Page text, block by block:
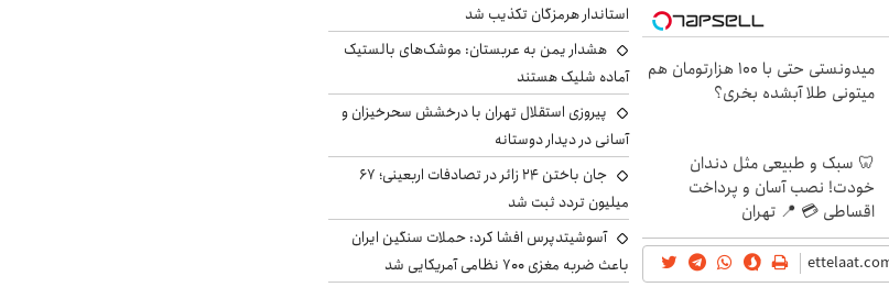
میدونستی حتی با ۱۰۰ هزارتومان هم
میتونی طلا آبشده بخری؟
🦷 سبک و طبیعی مثل دندان
خودت! نصب آسان و پرداخت
اقساطی 💳 📍 تهران
استاندار هرمزگان تکذیب شد
هشدار یمن به عربستان: موشک‌های بالستیک
آماده شلیک هستند
پیروزی استقلال تهران با درخشش سحرخیزان و
آسانی در دیدار دوستانه
جان باختن ۲۴ زائر در تصادفات اربعینی؛ ۶۷
میلیون تردد ثبت شد
آسوشیتدپرس افشا کرد: حملات سنگین ایران
باعث ضربه مغزی ۷۰۰ نظامی آمریکایی شد